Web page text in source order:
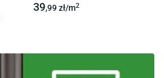
39,99zł/m2